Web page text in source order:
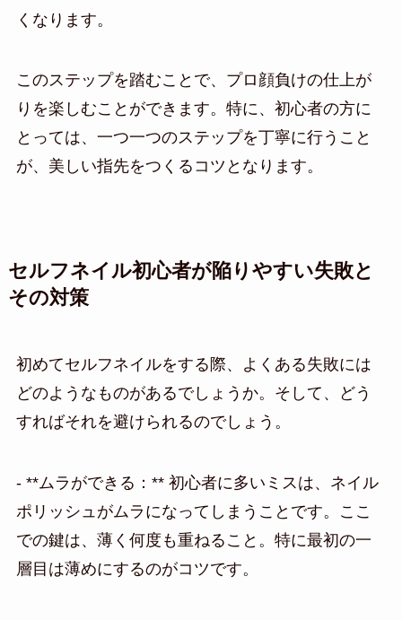
くなります。
このステップを踏むことで、プロ顔負けの仕上が
りを楽しむことができます。特に、初心者の方に
とっては、一つ一つのステップを丁寧に行うこと
が、美しい指先をつくるコツとなります。
セルフネイル初心者が陥りやすい失敗と
その対策
初めてセルフネイルをする際、よくある失敗には
どのようなものがあるでしょうか。そして、どう
すればそれを避けられるのでしょう。
- **ムラができる：** 初心者に多いミスは、ネイル
ポリッシュがムラになってしまうことです。ここ
での鍵は、薄く何度も重ねること。特に最初の一
層目は薄めにするのがコツです。